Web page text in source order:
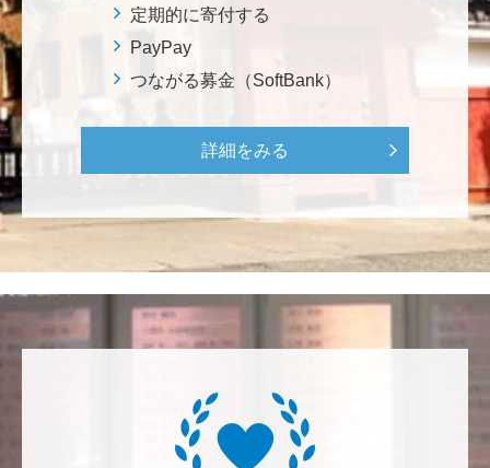
世界に貢献を！
田畑 和樹
対校戦勝利、インカレ優勝目指して頑張ってくださ
い！ <漕艇部>
自身の高齢化とともに、障害のある方の苦労がよく理
解できるようになりました。パンフに出ている「重た
定期的に寄付する
PayPay
つながる募金（SoftBank）
詳細をみる